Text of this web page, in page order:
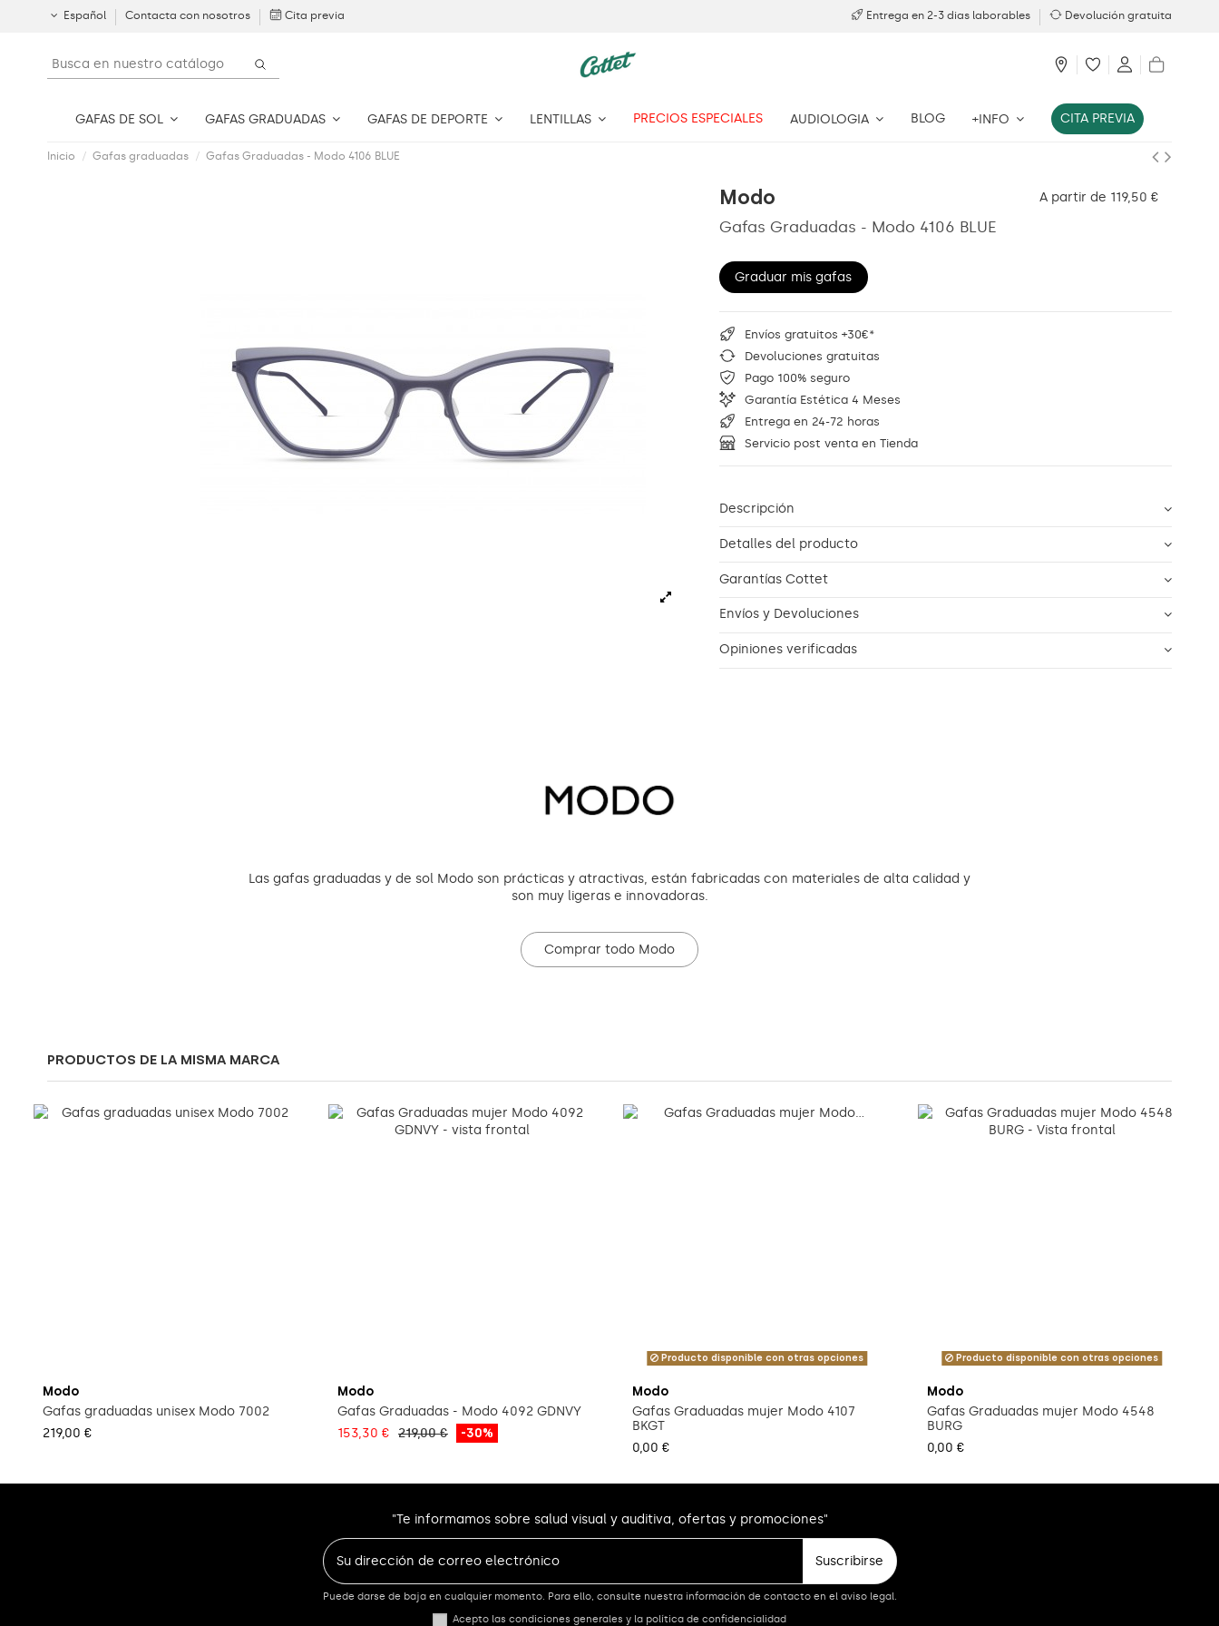
Español Contacta con nosotros Cita previa Entrega en 2-3 dias laborables Devolución gratuita
GAFAS DE SOL GAFAS GRADUADAS GAFAS DE DEPORTE LENTILLAS PRECIOS ESPECIALES AUDIOLOGIA BLOG +INFO CITA PREVIA
Inicio Gafas graduadas Gafas Graduadas - Modo 4106 BLUE
Modo
Gafas Graduadas - Modo 4106 BLUE
A partir de 119,50 €
Graduar mis gafas
Envíos gratuitos +30€*
Devoluciones gratuitas
Pago 100% seguro
Garantía Estética 4 Meses
Entrega en 24-72 horas
Servicio post venta en Tienda
Descripción
Detalles del producto
Garantías Cottet
Envíos y Devoluciones
Opiniones verificadas
Las gafas graduadas y de sol Modo son prácticas y atractivas, están fabricadas con materiales de alta calidad y
son muy ligeras e innovadoras.
Comprar todo Modo
PRODUCTOS DE LA MISMA MARCA
Modo
Gafas graduadas unisex Modo 7002
219,00 €
Modo
Gafas Graduadas - Modo 4092 GDNVY
153,30 € 219,00 € -30%
Producto disponible con otras opciones
Modo
Gafas Graduadas mujer Modo 4107
BKGT
0,00 €
Producto disponible con otras opciones
Modo
Gafas Graduadas mujer Modo 4548
BURG
0,00 €
"Te informamos sobre salud visual y auditiva, ofertas y promociones"
Suscribirse
Puede darse de baja en cualquier momento. Para ello, consulte nuestra información de contacto en el aviso legal.
Acepto las condiciones generales y la política de confidencialidad